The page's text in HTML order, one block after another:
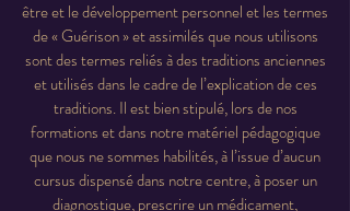
être et le développement personnel et les termes
de « Guérison » et assimilés que nous utilisons
sont des termes reliés à des traditions anciennes
et utilisés dans le cadre de l’explication de ces
traditions. Il est bien stipulé, lors de nos
formations et dans notre matériel pédagogique
que nous ne sommes habilités, à l’issue d’aucun
cursus dispensé dans notre centre, à poser un
diagnostique, prescrire un médicament,